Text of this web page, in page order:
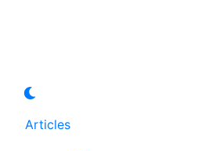
Articles